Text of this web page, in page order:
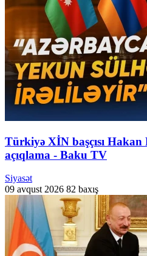
Türkiyə XİN başçısı
açıqlama - Baku TV
Siyasət
09 avqust 2026 82 baxış